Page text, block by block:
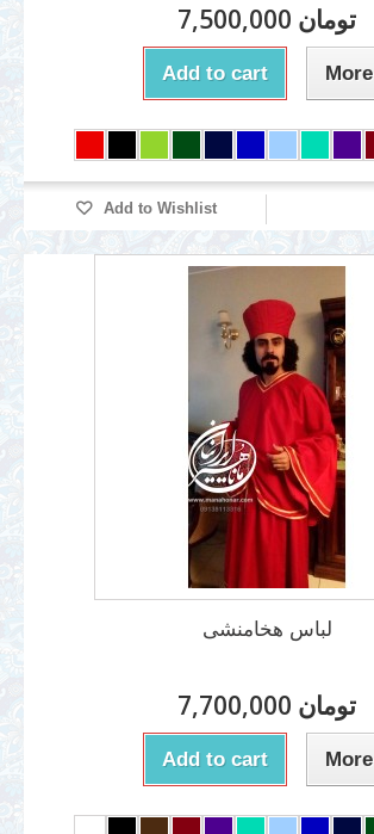
7,500,000 تومان
Add to cart More
Add to Wishlist
لباس هخامنشی
7,700,000 تومان
Add to cart More